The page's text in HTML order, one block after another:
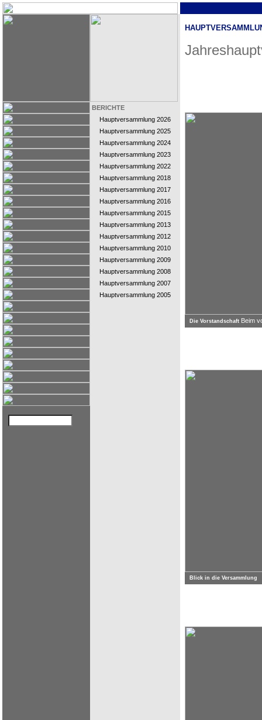
BERICHTE
Hauptversammlung 2026
Hauptversammlung 2025
Hauptversammlung 2024
Hauptversammlung 2023
Hauptversammlung 2022
Hauptversammlung 2018
Hauptversammlung 2017
Hauptversammlung 2016
Hauptversammlung 2015
Hauptversammlung 2013
Hauptversammlung 2012
Hauptversammlung 2010
Hauptversammlung 2009
Hauptversammlung 2008
Hauptversammlung 2007
Hauptversammlung 2005
Die Vorstandschaft Beim
Blick in die Versammlung